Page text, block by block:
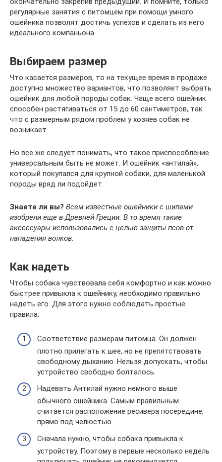
регулярные занятия с питомцем при помощи умного
ошейника позволят достичь успехов и сделать из него
идеального компаньона.
Выбираем размер
Что касается размеров, то на текущее время в продаже
доступно множество вариантов, что позволяет выбрать
ошейник для любой породы собак. Чаще всего ошейник
способен растягиваться от 15 до 60 сантиметров, так
что с размерным рядом проблем у хозяев собак не
возникает.
Но все же следует понимать, что такое приспособление
универсальным быть не может. И ошейник «антилай»,
который покупался для крупной собаки, для маленькой
породы вряд ли подойдет.
Знаете ли вы? Всем известные ошейники с шипами
изобрели еще в Древней Греции. В то время такие
аксессуары использовались с целью защиты псов от
нападения волков.
Как надеть
Чтобы собака чувствовала себя комфортно и как можно
быстрее привыкла к ошейнику, необходимо правильно
надеть его. Для этого нужно соблюдать простые
правила:
Соответствие размерам питомца. Он должен
плотно прилегать к шее, но не препятствовать
свободному дыханию. Нельзя допускать, чтобы
устройство свободно болталось.
Надевать Антилай нужно немного выше
обычного ошейника. Самым правильным
считается расположение ресивера посередине,
прямо под челюстью.
Сначала нужно, чтобы собака привыкла к
устройству. Поэтому в первые несколько недель